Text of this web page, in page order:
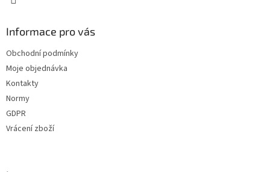
Informace pro vás
Obchodní podmínky
Moje objednávka
Kontakty
Normy
GDPR
Vrácení zboží